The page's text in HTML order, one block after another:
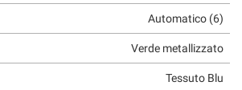
Automatico (6)
Verde metallizzato
Tessuto Blu